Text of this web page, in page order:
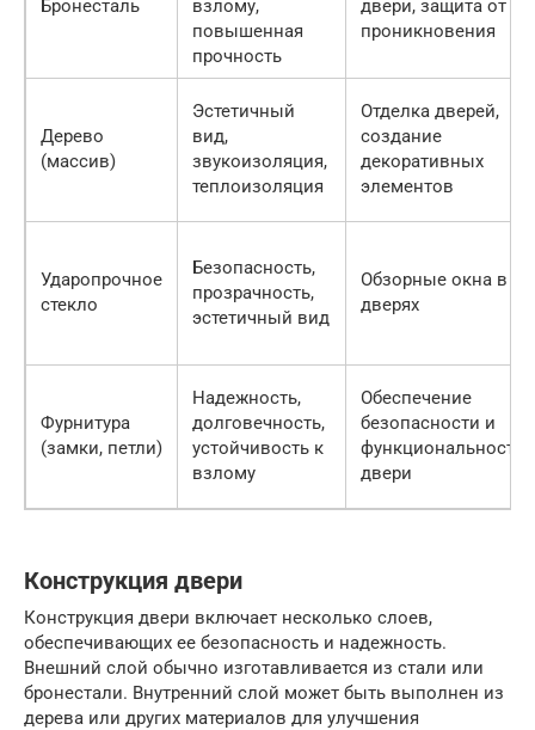
Бронесталь
взлому,
повышенная
прочность
двери, защита от
проникновения
Дерево
(массив)
Эстетичный
вид,
звукоизоляция,
теплоизоляция
Отделка дверей,
создание
декоративных
элементов
Ударопрочное
стекло
Безопасность,
прозрачность,
эстетичный вид
Обзорные окна в
дверях
Фурнитура
(замки, петли)
Надежность,
долговечность,
устойчивость к
взлому
Обеспечение
безопасности и
функциональности
двери
Конструкция двери
Конструкция двери включает несколько слоев,
обеспечивающих ее безопасность и надежность.
Внешний слой обычно изготавливается из стали или
бронестали. Внутренний слой может быть выполнен из
дерева или других материалов для улучшения